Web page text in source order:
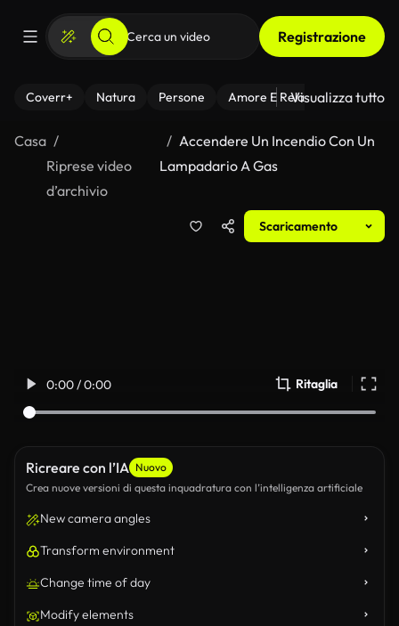
Registrazione
Coverr+ Natura Persone Amore E Relazioni Il
Visualizza tutto
Casa
Riprese video
d’archivio
Accendere Un Incendio Con Un
Lampadario A Gas
Scaricamento
0:00 / 0:00 Ritaglia
Ricreare con l’IA Nuovo
Crea nuove versioni di questa inquadratura con l’intelligenza artificiale
New camera angles
Transform environment
Change time of day
Modify elements